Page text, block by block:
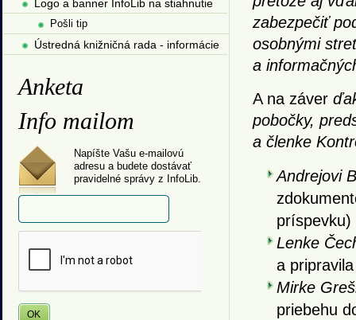
zabezpečiť
osobnými
a
A na záver
pobočky,
a členke
Andrejovi
príspevku)
Lenke
a
Mirke
priebehu
Logo a banner InfoLib na stiahnutie
Pošli tip
Ústredná knižničná rada - informácie
Anketa
Info mailom
Napíšte Vašu e-mailovú
adresu a budete dostávať
pravidelné správy z InfoLib.